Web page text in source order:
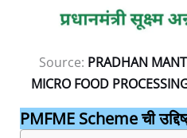
Source: PRADHAN
MICRO FOOD
PMFME Scheme ची